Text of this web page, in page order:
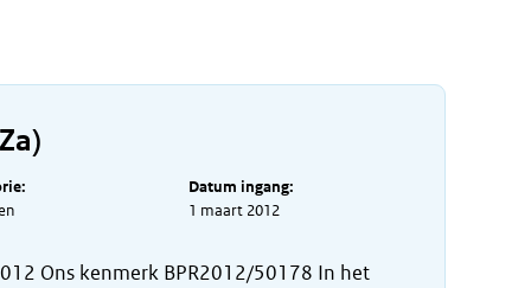
Datum ingang:
1 maart 2012
Ons kenmerk BPR2012/50178 In het